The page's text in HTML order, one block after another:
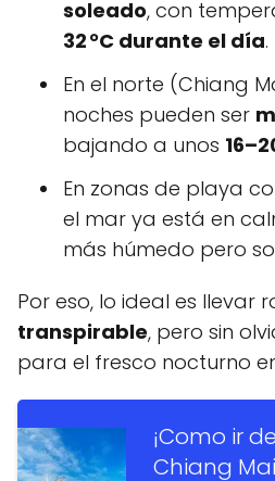
soleado, con
32 °C durante el día.
En el norte (Chiang
noches pueden ser
bajando a unos
En zonas de playa
el mar ya está en
más húmedo pero
Por eso, lo ideal es llevar
transpirable, pero sin
para el fresco nocturno
¡Como ir de
Chiang